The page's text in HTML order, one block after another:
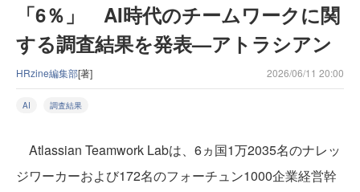
「6％」 AI時代のチームワークに関
する調査結果を発表—アトラシアン
HRzine編集部[著] 2026/06/11 20:00
AI 調査結果
Atlassian Teamwork Labは、6ヵ国1万2035名のナレッ
ジワーカーおよび172名のフォーチュン1000企業経営幹